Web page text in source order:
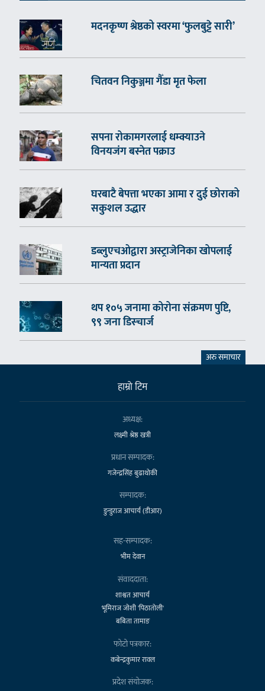
मदनकृष्ण श्रेष्ठको स्वरमा ‘फुलबुट्टे सारी’
चितवन निकुञ्जमा गैँडा मृत फेला
सपना रोकामगरलाई धम्क्याउने
विनयजंग बस्नेत पक्राउ
घरबाटै बेपत्ता भएका आमा र दुई छोराको
सकुशल उद्धार
डब्लुएचओद्वारा अस्ट्राजेनिका खोपलाई
मान्यता प्रदान
थप १०५ जनामा कोरोना संक्रमण पुष्टि,
९९ जना डिस्चार्ज
अरु समाचार
हाम्राे टिम
अध्यक्ष:
लक्ष्मी श्रेष्ठ खत्री
प्रधान सम्पादक:
गजेन्द्रसिंह बुढाथोकी
सम्पादक:
डुन्डुराज आचार्य (डीआर)
सह-सम्पादक:
भीम देवान
संवाददाता:
शाश्वत आचार्य
भूमिराज जोशी 'पिठातोली'
बबिता तामाङ
फोटो पत्रकार:
कबेन्द्रकुमार रावल
प्रदेश संयोजक: